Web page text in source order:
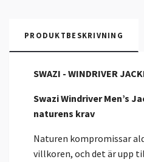
PRODUKTBESKRIVNING
SWAZI - WINDRIVER
Swazi Windriver Men’s
naturens krav
Naturen kompromissar
villkoren, och det är upp